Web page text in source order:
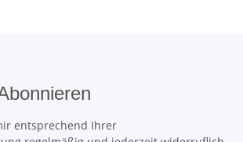
entsprechend Ihrer